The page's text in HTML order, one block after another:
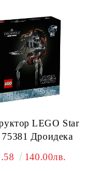
LEGO Star
75381 Дроидека
140.00лв.